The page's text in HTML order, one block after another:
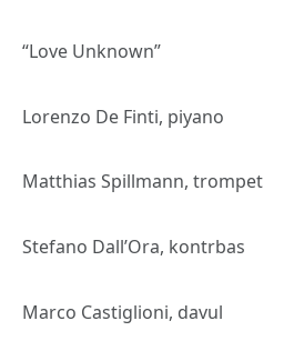
“Love Unknown”
Lorenzo De Finti, piyano
Matthias Spillmann, trompet
Stefano Dall’Ora, kontrbas
Marco Castiglioni, davul